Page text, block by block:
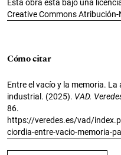
Esta obra está bajo una
Creative Commons
Cómo citar
Entre el vacío y la memoria.
industrial. (2025). VAD.
86.
https://veredes.es/vad/
ciordia-entre-vacio-memoria-